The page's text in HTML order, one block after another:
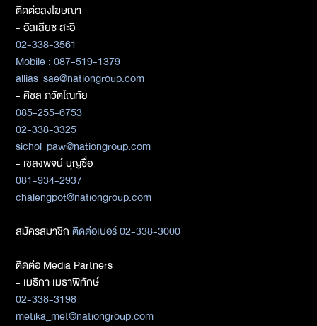
ติดต่อลงโฆษณา
- อัลเลียซ สะอิ
02-338-3561
Mobile : 087-519-1379
allias_sae@nationgroup.com
- ศิชล ภวัตโณทัย
085-255-6753
02-338-3325
sichol_paw@nationgroup.com
- เชลงพจน์ บุญซื่อ
081-934-2937
chalengpot@nationgroup.com
สมัครสมาชิกติดต่อเบอร์ 02-338-3000
ติดต่อ Media Partners
- เมธิกา เมธาพิทักษ์
02-338-3198
metika_met@nationgroup.com